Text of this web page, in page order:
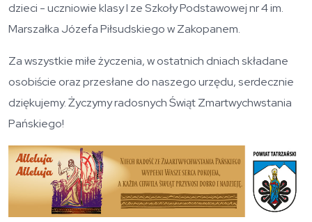
dzieci - uczniowie klasy I ze Szkoły Podstawowej nr 4 im.
Marszałka Józefa Piłsudskiego w Zakopanem.
Za wszystkie miłe życzenia, w ostatnich dniach składane
osobiście oraz przesłane do naszego urzędu, serdecznie
dziękujemy. Życzymy radosnych Świąt Zmartwychwstania
Pańskiego!